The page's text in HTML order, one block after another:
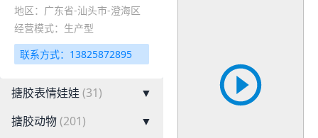
地区：广东省-汕头市-澄海区
经营模式：生产型
联系方式：13825872895
搪胶表情娃娃 (31)
▼
搪胶动物(201)
▼